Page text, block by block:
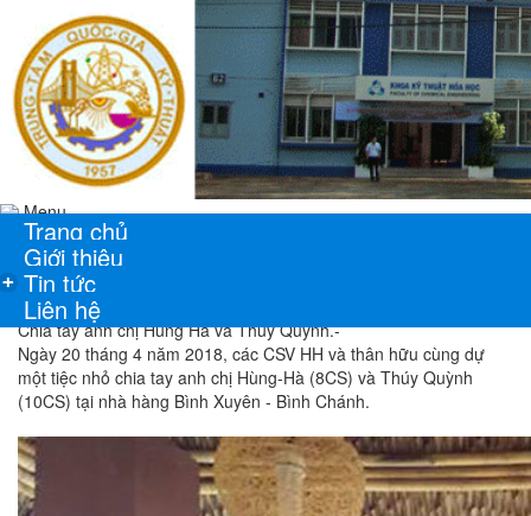
Menu
Trang chủ
Giới thiệu
+ Tin tức
Liên hệ
Chia tay anh chị Hùng Hà và Thúy Quỳnh.-
Ngày 20 tháng 4 năm 2018, các CSV HH và thân hữu cùng dự
một tiệc nhỏ chia tay anh chị Hùng-Hà (8CS) và Thúy Quỳnh
(10CS) tại nhà hàng Bình Xuyên - Bình Chánh.